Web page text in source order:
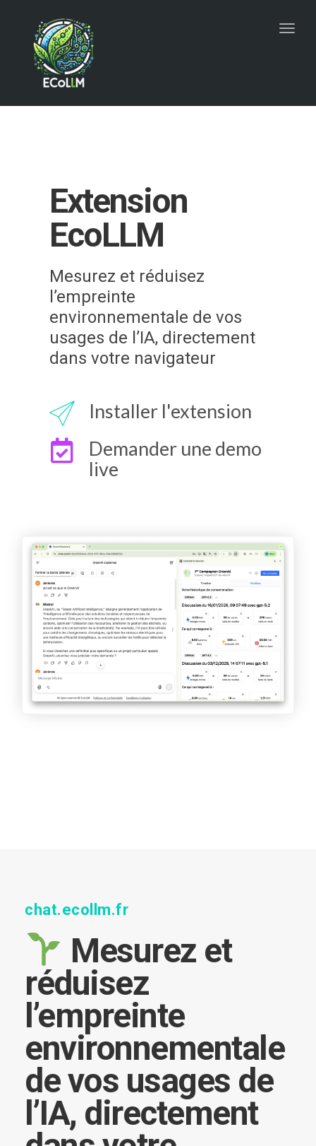
Extension
EcoLLM
Mesurez et réduisez
l’empreinte
environnementale de vos
usages de l’IA, directement
dans votre navigateur
Installer l'extension
Demander une demo
live
chat.ecollm.fr
Mesurez et
réduisez
l’empreinte
environnementale
de vos usages de
l’IA, directement